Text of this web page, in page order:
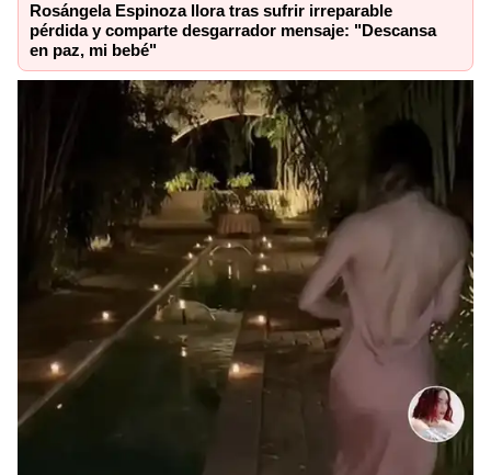
Rosángela Espinoza llora tras sufrir irreparable
pérdida y comparte desgarrador mensaje: "Descansa
en paz, mi bebé"